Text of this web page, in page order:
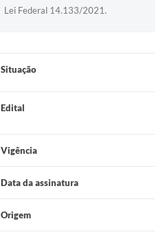
Lei Federal 14.133/2021.
Situação
Edital
Vigência
Data da assinatura
Origem